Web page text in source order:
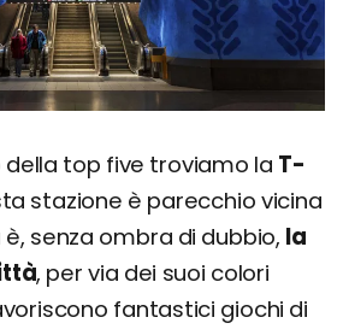
della top five troviamo la T-
stazione è parecchio vicina
senza ombra di dubbio, la
, per via dei suoi colori
fantastici giochi di